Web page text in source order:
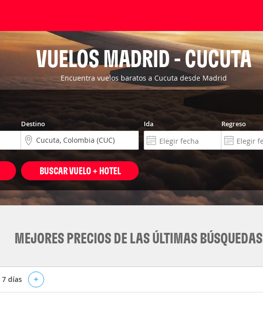
VUELOS MADRID - CUCUTA
Encuentra vuelos baratos a Cucuta desde Madrid
Destino Ida Regreso
BUSCAR VUELO + HOTEL
MEJORES PRECIOS DE LAS ÚLTIMAS BÚSQUEDAS
7 días +